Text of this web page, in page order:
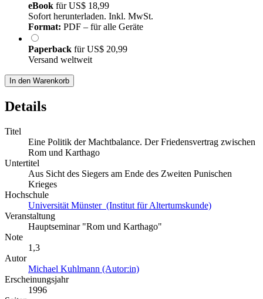
eBook fürUS$ 18,99
Sofort herunterladen. Inkl. MwSt.
Format: PDF – für alle Geräte
Paperback fürUS$ 20,99
Versand weltweit
In den Warenkorb
Details
Titel
Eine Politik der Machtbalance. Der Friedensvertrag zwischen
Rom und Karthago
Untertitel
Aus Sicht des Siegers am Ende des Zweiten Punischen
Krieges
Hochschule
Universität Münster (Institut für Altertumskunde)
Veranstaltung
Hauptseminar "Rom und Karthago"
Note
1,3
Autor
Michael Kuhlmann (Autor:in)
Erscheinungsjahr
1996